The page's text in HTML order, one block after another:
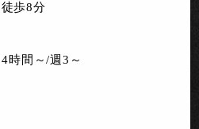
歩8分
時間～/週3～